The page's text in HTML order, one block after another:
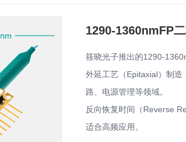
1290-1360nmFP
筱晓光子推出的1290-
外延工艺（Epitaxial）制
路、电源管理等领域。
反向恢复时间（Reverse
适合高频应用。